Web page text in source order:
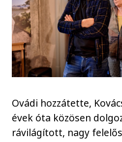
Ovádi hozzátette,
évek óta közösen
rávilágított, nagy